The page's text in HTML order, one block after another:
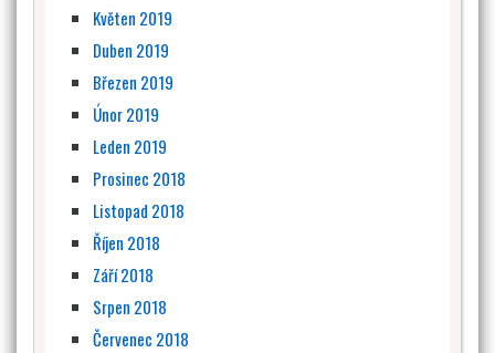
Květen 2019
Duben 2019
Březen 2019
Únor 2019
Leden 2019
Prosinec 2018
Listopad 2018
Říjen 2018
Září 2018
Srpen 2018
Červenec 2018